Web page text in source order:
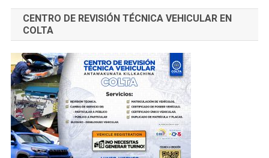
CENTRO DE REVISIÓN TÉCNICA VEHICULAR EN
COLTA